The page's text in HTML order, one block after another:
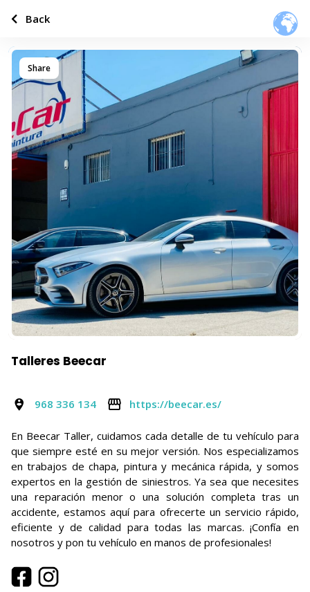
Share
Talleres Beecar
968 336 134 https://beecar.es/
En Beecar Taller, cuidamos cada detalle de tu vehículo para
que siempre esté en su mejor versión. Nos especializamos
en trabajos de chapa, pintura y mecánica rápida, y somos
expertos en la gestión de siniestros. Ya sea que necesites
una reparación menor o una solución completa tras un
accidente, estamos aquí para ofrecerte un servicio rápido,
eficiente y de calidad para todas las marcas. ¡Confía en
nosotros y pon tu vehículo en manos de profesionales!
Back